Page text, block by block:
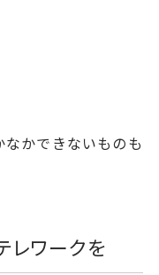
かできないものも
レワークを